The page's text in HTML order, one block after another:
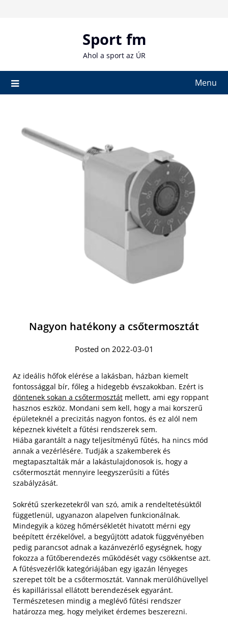
Sport fm
Ahol a sport az ÚR
Menu
Nagyon hatékony a csőtermosztát
Posted on 2022-03-01
Az ideális hőfok elérése a lakásban, házban kiemelt
fontossággal bír, főleg a hidegebb évszakokban. Ezért is
döntenek sokan a csőtermosztát mellett, ami egy roppant
hasznos eszköz. Mondani sem kell, hogy a mai korszerű
épületeknél a precizitás nagyon fontos, és ez alól nem
képeznek kivételt a fűtési rendszerek sem.
Hiába garantált a nagy teljesítményű fűtés, ha nincs mód
annak a vezérlésére. Tudják a szakemberek és
megtapasztalták már a lakástulajdonosok is, hogy a
csőtermosztát mennyire leegyszerűsíti a fűtés
szabályzását.
Sokrétű szerkezetekről van szó, amik a rendeltetésüktől
függetlenül, ugyanazon alapelven funkcionálnak.
Mindegyik a közeg hőmérsékletét hivatott mérni egy
beépített érzékelővel, a begyűjtött adatok függvényében
pedig parancsot adnak a kazánvezérlő egységnek, hogy
fokozza a fűtőberendezés működését vagy csökkentse azt.
A fűtésvezérlők kategóriájában egy igazán lényeges
szerepet tölt be a csőtermosztát. Vannak merülőhüvellyel
és kapillárissal ellátott berendezések egyaránt.
Természetesen mindig a meglévő fűtési rendszer
határozza meg, hogy melyiket érdemes beszerezni.